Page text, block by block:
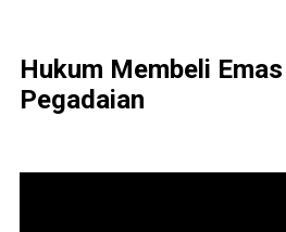
Hukum Membeli
Pegadaian